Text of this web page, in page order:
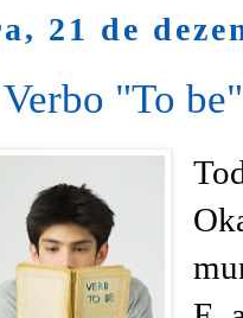
21 de
"To